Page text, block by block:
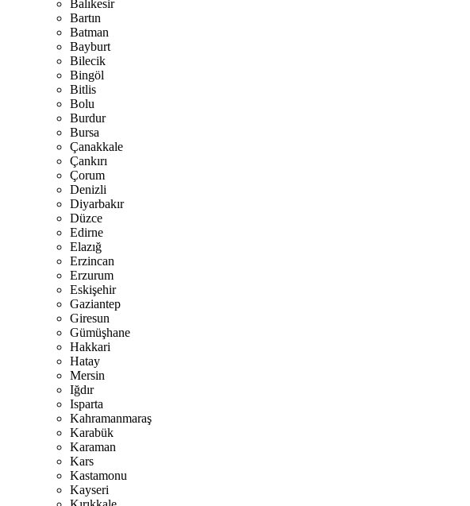
Balıkesir
Bartın
Batman
Bayburt
Bilecik
Bingöl
Bitlis
Bolu
Burdur
Bursa
Çanakkale
Çankırı
Çorum
Denizli
Diyarbakır
Düzce
Edirne
Elazığ
Erzincan
Erzurum
Eskişehir
Gaziantep
Giresun
Gümüşhane
Hakkari
Hatay
Mersin
Iğdır
Isparta
Kahramanmaraş
Karabük
Karaman
Kars
Kastamonu
Kayseri